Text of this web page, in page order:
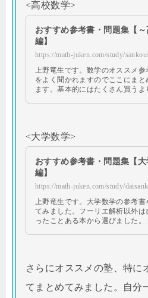
<高校数学>
おすすめ参考書・問題集【
編】
https://math-juken.com/study/
上野竜生です。数学のオススメ参
をよく聞かれますのでここにまと
ます。基本的にはたくさん買う
<大学数学>
おすすめ参考書・問題集【
編】
https://math-juken.com/study/
上野竜生です。大学数学の参考書
てみました。フーリエ解析以外は
ったことある本から選びました
さらにオススメの塾、特に
てまとめてみました。自分